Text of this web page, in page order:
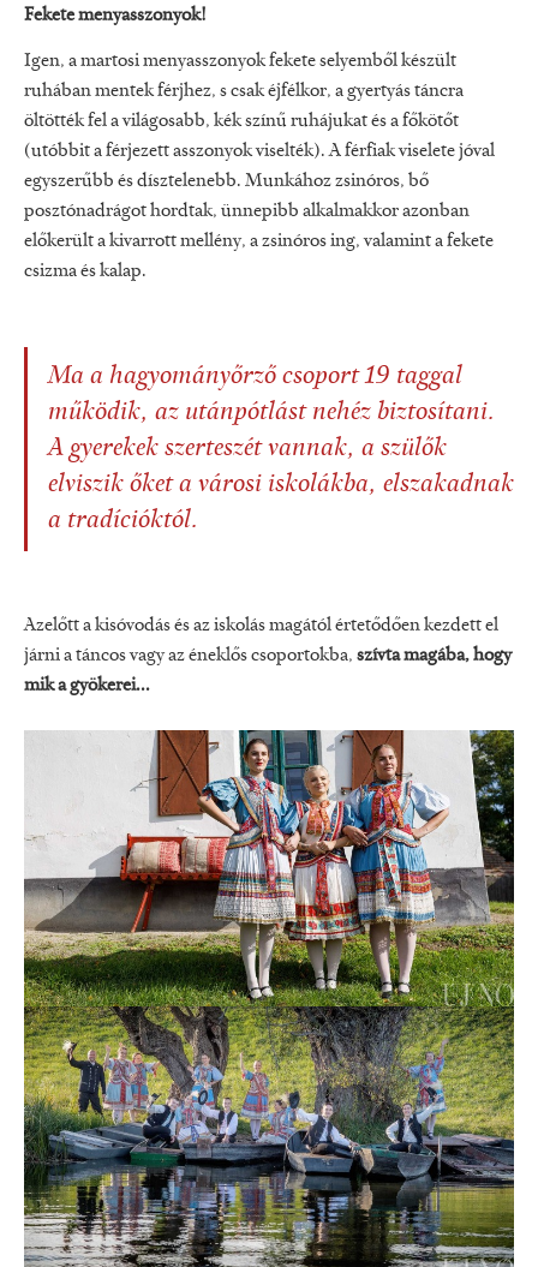
Fekete menyasszonyok!
Igen, a martosi menyasszonyok fekete selyemből készült
ruhában mentek férjhez, s csak éjfélkor, a gyertyás táncra
öltötték fel a világosabb, kék színű ruhájukat és a főkötőt
(utóbbit a férjezett asszonyok viselték). A férfiak viselete jóval
egyszerűbb és dísztelenebb. Munkához zsinóros, bő
posztónadrágot hordtak, ünnepibb alkalmakkor azonban
előkerült a kivarrott mellény, a zsinóros ing, valamint a fekete
csizma és kalap.
Ma a hagyományőrző csoport 19 taggal
működik, az utánpótlást nehéz biztosítani.
A gyerekek szerteszét vannak, a szülők
elviszik őket a városi iskolákba, elszakadnak
a tradícióktól.
Azelőtt a kisóvodás és az iskolás magától értetődően kezdett el
járni a táncos vagy az éneklős csoportokba, szívta magába, hogy
mik a gyökerei...